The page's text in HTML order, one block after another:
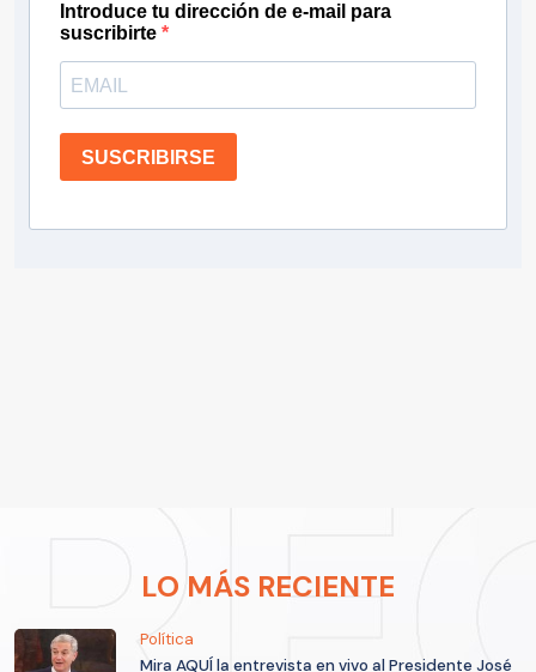
Introduce tu dirección de e-mail para
suscribirte
SUSCRIBIRSE
LO MÁS RECIENTE
Política
Mira AQUÍ la entrevista en vivo al Presidente José